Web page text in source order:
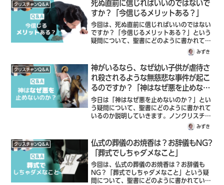
クリスチャンQ＆A
死ぬ直前に信じればいいのではないで
すか？「今信じるメリットある？」
今回は、死ぬ直前に信じればいいのではない
ですか？「今信じるメリットある？」という
疑問について、聖書にどのように書かれてい
るのか説明していきます。本当にそうですよ
ね、好きなだけ遊んで、好きなだけ自由にし
て、そして死ぬ直前に信じる。最後、全部罪
が帳消しになるから、それでいいじゃないか
と。こうきさん、どう思いますか？
みずき
クリスチャンQ＆A
神がいるなら、なぜ幼い子供が虐待さ
れ殺されるような無慈悲な事件が起こ
るのですか？「神はなぜ悪を止めない
のか？」
今日は「神はなぜ悪を止めないのか？」とい
う疑問について、聖書にどのように書かれて
いるのか説明していきます。ノンクリスチャ
ンの時に私も「神様が本当にいるなら、どう
して幼い子供が虐待されたり、殺されたりす
るのか？」の疑問に思っていました。確かに
どうして？と思いますよね。聖書を見ると…
みずき
クリスチャンQ＆A
仏式の葬儀のお焼香は？お辞儀もNG?
「葬式でしちゃダメなこと」
今回は、仏式の葬儀のお焼香は？お辞儀も
NG？「葬式でしちゃダメなこと」という疑
問について、聖書にどのように書かれている